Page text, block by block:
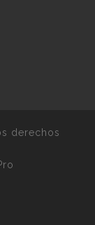
derechos